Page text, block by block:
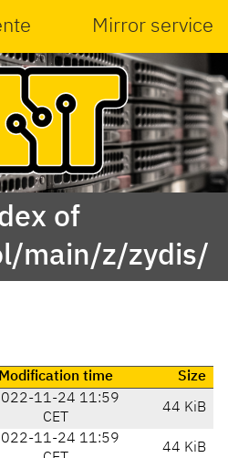
Mirror service
of
main/z/zydis/
Modification time
Size
11-24 11:59
CET
44 KiB
11-24 11:59
44 KiB